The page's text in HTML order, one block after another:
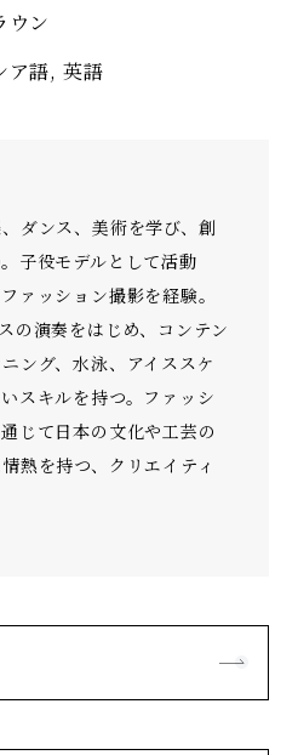
ウン
ア語, 英語
ダンス、美術を学び、創
子役モデルとして活動
ァッション撮影を経験。
の演奏をはじめ、コンテン
ング、水泳、アイススケ
スキルを持つ。ファッシ
じて日本の文化や工芸の
熱を持つ、クリエイティ